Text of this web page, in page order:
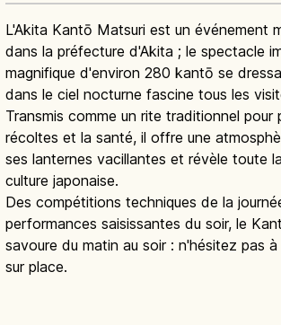
L'Akita Kantō Matsuri est un événement
dans la préfecture d'Akita ; le spectacle
magnifique d'environ 280 kantō se
dans le ciel nocturne fascine tous les
Transmis comme un rite traditionnel pour
récoltes et la santé, il offre une
ses lanternes vacillantes et révèle toute
culture japonaise.
Des compétitions techniques de la
performances saisissantes du soir, le
savoure du matin au soir : n'hésitez pas
sur place.